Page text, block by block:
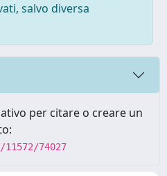
salvo diversa
per citare o creare un
74027